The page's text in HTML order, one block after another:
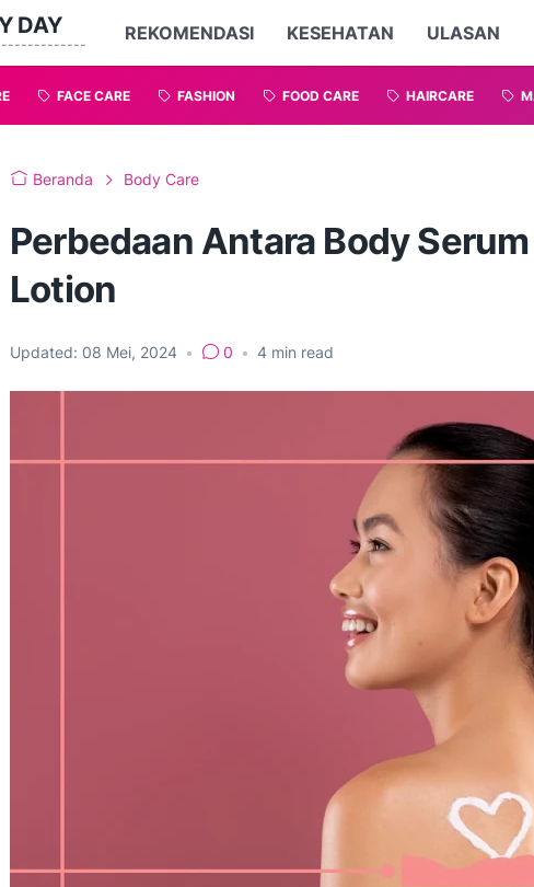
DAY REKOMENDASI KESEHATAN ULASAN
FACE CARE FASHION FOOD CARE HAIRCARE
Beranda Body Care
Perbedaan Antara Body
Lotion
Updated: 08 Mei, 2024 • 0 • 4 min read